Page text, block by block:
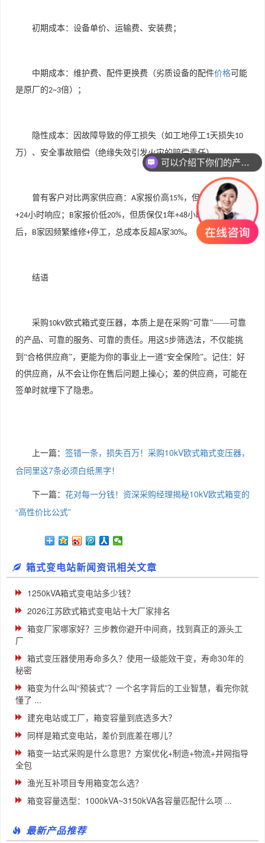
初期成本：设备单价、运输费、安装费；
中期成本：维护费、配件更换费（劣质设备的配件价格可能
是原厂的2~3倍）；
隐性成本：因故障导致的停工损失（如工地停工1天损失10
万）、安全事故赔偿（绝缘失效引发火灾的赔偿责任）。
曾有客户对比两家供应商： A家报价高15%，但提供10年质保
+24小时响应； B家报价低20%，但质保仅1年+48小时响应。3年
后， B家因频繁维修+停工，总成本反超A家30%。
结语
采购10kV欧式箱式变压器，本质上是在采购“可靠”——可靠
的产品、可靠的服务、可靠的责任。用这5步筛选法，不仅能挑
到“合格供应商”，更能为你的事业上一道“安全保险”。记住：好
的供应商，从不会让你在售后问题上操心；差的供应商，可能在
签单时就埋下了隐患。
上一篇： 签错一条，损失百万！采购10kV欧式箱式变压器，
合同里这7条必须白纸黑字！​
下一篇： 花对每一分钱！资深采购经理揭秘10kV欧式箱变的
“高性价比公式”​
箱式变电站新闻资讯相关文章
1250kVA箱式变电站多少钱？
2026江苏欧式箱式变电站十大厂家排名
箱变厂家哪家好？三步教你避开中间商，找到真正的源头工
厂
箱式变压器使用寿命多久？使用一级能效干变，寿命30年的
秘密
箱变为什么叫“预装式”？一个名字背后的工业智慧，看完你就
懂了 ...
建充电站或工厂，箱变容量到底选多大？
同样是箱式变电站，差价到底差在哪儿？
箱变一站式采购是什么意思？方案优化+制造+物流+并网指导
全包
渔光互补项目专用箱变怎么选？
箱变容量选型：1000kVA~3150kVA各容量匹配什么项 ...
最新产品推荐
可以介绍下你们的产品么
你们是怎么收费的呢